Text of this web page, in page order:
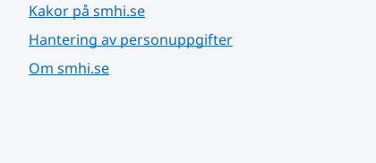
Kakor på smhi.se
Hantering av personuppgifter
Om smhi.se